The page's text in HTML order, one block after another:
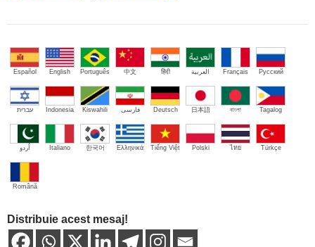
Español English Português 中文 हिंदी العربية Français Русский
עברית Indonesia Kiswahili فارسی Deutsch 日本語 বাংলা Tagalog
اُردو Italiano 한국어 Ελληνικά Tiếng Việt Polski ไทย Türkçe
Română
Distribuie acest mesaj!